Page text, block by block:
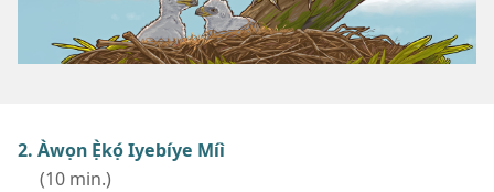
2. Àwọn Ẹ̀kọ́ Iyebíye Míì
(10 min.)